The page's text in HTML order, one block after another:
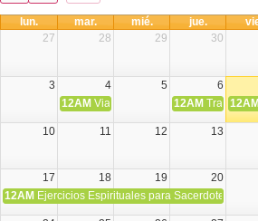
lun. mar. mié. jue.
27
28 29 30
3 4 5 6
12AM Viaje Diocesano a Japón.
12AM 12AM
10 11 12 13
17 18 19 20
12AM Ejercicios Espirituales para Sacerdotes.